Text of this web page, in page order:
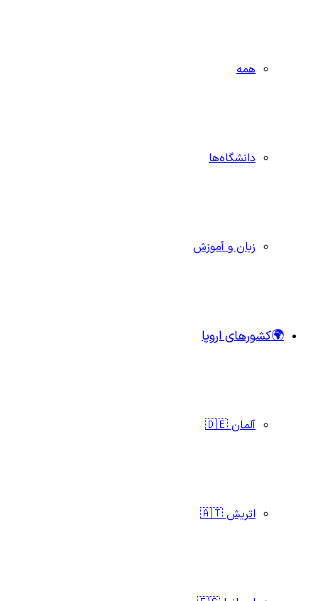
همه
دانشگاه‌ها
زبان و آموزش
🌍کشورهای اروپا
آلمان 🇩🇪
اتریش 🇦🇹